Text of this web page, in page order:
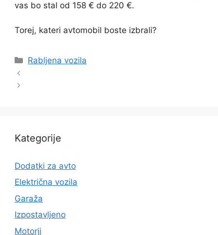
vas bo stal od 158 € do 220 €.
Torej, kateri avtomobil boste izbrali?
Categories
Rabljena vozila
Kategorije
Dodatki za avto
Električna vozila
Garaža
Izpostavljeno
Motorji